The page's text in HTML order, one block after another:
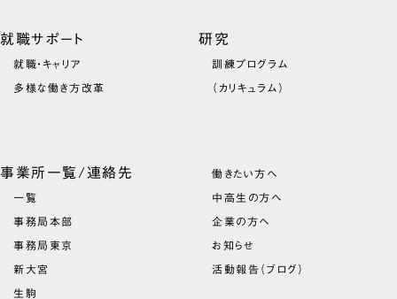
就職サポート
就職・キャリア
多様な働き方改革
研究
訓練プログラム
（カリキュラム）
事業所一覧/連絡先
一覧
事務局本部
事務局東京
新大宮
生駒
働きたい方へ
中高生の方へ
企業の方へ
お知らせ
活動報告（ブログ）